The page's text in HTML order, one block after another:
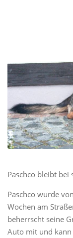
Paschco bleibt bei
Paschco wurde
Wochen am
beherrscht seine
Auto mit und kann